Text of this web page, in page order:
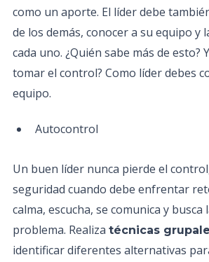
como un aporte. El líder debe
de los demás, conocer a su equipo y
cada uno. ¿Quién sabe más de esto?
tomar el control? Como líder debes
equipo.
Autocontrol
Un buen líder nunca pierde el
seguridad cuando debe enfrentar
calma, escucha, se comunica y busca
problema. Realiza técnicas
identificar diferentes alternativas